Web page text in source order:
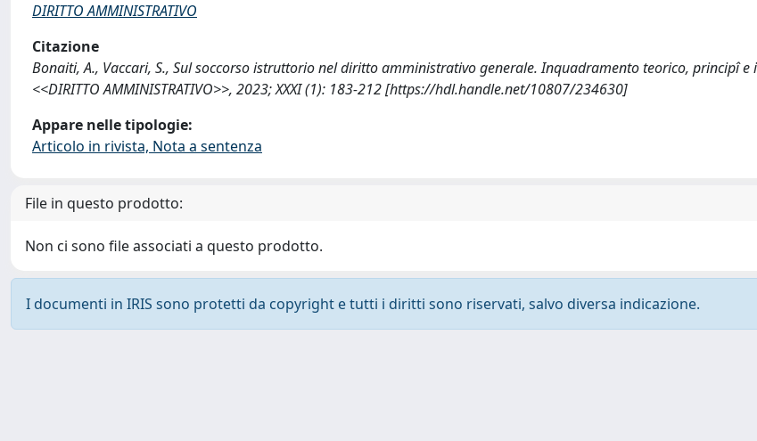
DIRITTO AMMINISTRATIVO
Citazione
Bonaiti, A., Vaccari, S., Sul soccorso istruttorio nel diritto amministrativo generale. Inquadramento teorico, principî e
<<DIRITTO AMMINISTRATIVO>>, 2023; XXXI (1): 183-212 [https://hdl.handle.net/10807/234630]
Appare nelle tipologie:
Articolo in rivista, Nota a sentenza
File in questo prodotto:
Non ci sono file associati a questo prodotto.
I documenti in IRIS sono protetti da copyright e tutti i diritti sono riservati, salvo diversa indicazione.